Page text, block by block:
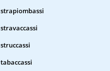
strapiombassi
stravaccassi
struccassi
tabaccassi